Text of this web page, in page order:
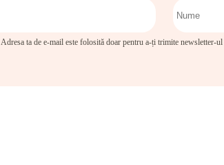
Adresa ta de e-mail este folosită doar pentru a-ți trimite